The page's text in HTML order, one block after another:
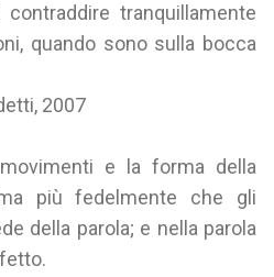
tranquillamente
quando sono sulla bocca
2007
e la forma della
più fedelmente che gli
della parola; e nella parola